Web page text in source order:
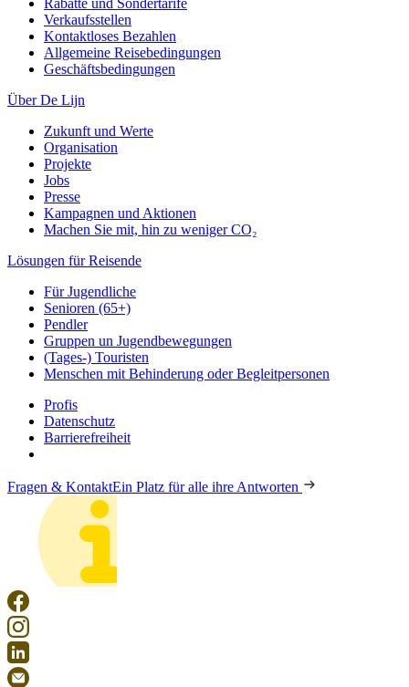
Rabatte und Sondertarife
Verkaufsstellen
Kontaktloses Bezahlen
Allgemeine Reisebedingungen
Geschäftsbedingungen
Über De Lijn
Zukunft und Werte
Organisation
Projekte
Jobs
Presse
Kampagnen und Aktionen
Machen Sie mit, hin zu weniger CO₂
Lösungen für Reisende
Für Jugendliche
Senioren (65+)
Pendler
Gruppen un Jugendbewegungen
(Tages-) Touristen
Menschen mit Behinderung oder Begleitpersonen
Profis
Datenschutz
Barrierefreiheit
Fragen & KontaktEin Platz für alle ihre Antworten